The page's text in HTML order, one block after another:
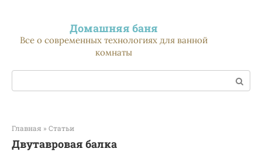
Домашняя баня
Все о современных технологиях для ванной
комнаты
Поиск:
Главная » Статьи
Двутавровая балка